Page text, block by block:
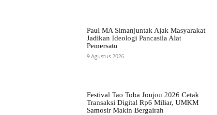
Paul MA Simanjuntak Ajak Masyarakat
Jadikan Ideologi Pancasila Alat
Pemersatu
9 Agustus 2026
Festival Tao Toba Joujou 2026 Cetak
Transaksi Digital Rp6 Miliar, UMKM
Samosir Makin Bergairah